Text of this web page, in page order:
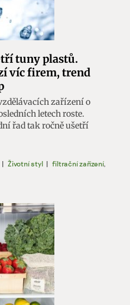
tuny plastů.
víc firem, trend
zařízení o
letech roste.
řad tak ročně ušetří
| Životní styl | filtrační zařízení,